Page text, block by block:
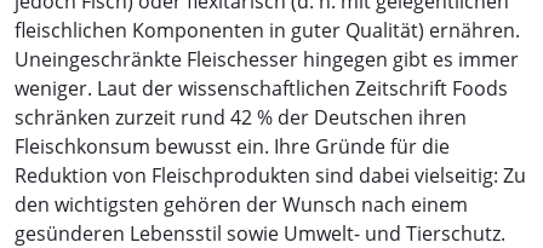
fleischlichen Komponenten in guter Qualität) ernähren.
Uneingeschränkte Fleischesser hingegen gibt es immer
weniger. Laut der wissenschaftlichen Zeitschrift Foods
schränken zurzeit rund 42 % der Deutschen ihren
Fleischkonsum bewusst ein. Ihre Gründe für die
Reduktion von Fleischprodukten sind dabei vielseitig: Zu
den wichtigsten gehören der Wunsch nach einem
gesünderen Lebensstil sowie Umwelt- und Tierschutz.